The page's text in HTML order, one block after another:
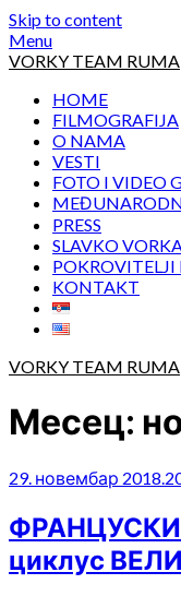
Skip to content
Menu
VORKY TEAM RUMA
HOME
FILMOGRAFIJA
O NAMA
VESTI
FOTO I VIDEO
PRESS
SLAVKO
POKROVITELJI
KONTAKT
VORKY TEAM RUMA
Месец:
29. новембар 2018.
циклус